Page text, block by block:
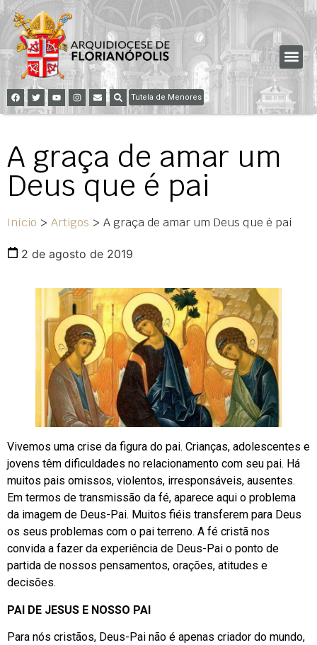
Tutela de Menores
A graça de amar um
Deus que é pai
Início > Artigos > A graça de amar um Deus que é pai
2 de agosto de 2019
Vivemos uma crise da figura do pai. Crianças, adolescentes e
jovens têm dificuldades no relacionamento com seu pai. Há
muitos pais omissos, violentos, irresponsáveis, ausentes.
Em termos de transmissão da fé, aparece aqui o problema
da imagem de Deus-Pai. Muitos fiéis transferem para Deus
os seus problemas com o pai terreno. A fé cristã nos
convida a fazer da experiência de Deus-Pai o ponto de
partida de nossos pensamentos, orações, atitudes e
decisões.
PAI DE JESUS E NOSSO PAI
Para nós cristãos, Deus-Pai não é apenas criador do mundo,